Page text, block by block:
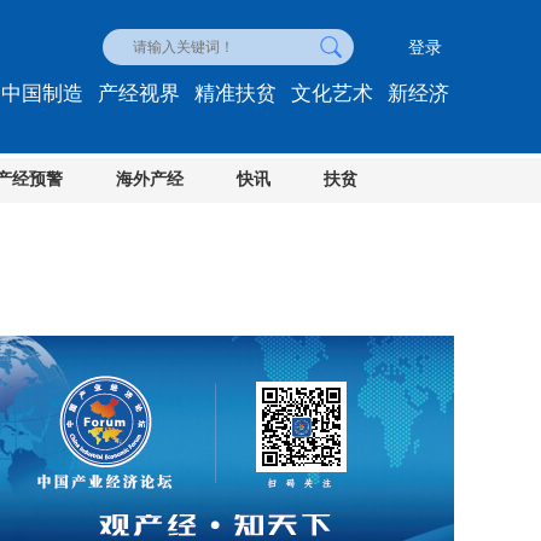
登录
经预警 海外产经 快讯 扶贫
中国制造 产经视界 精准扶贫 文化艺术 新经济